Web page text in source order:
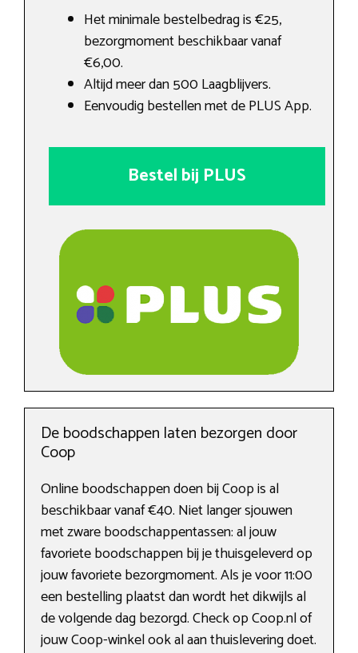
Het minimale bestelbedrag is €25,
bezorgmoment beschikbaar vanaf
€6,00.
Altijd meer dan 500 Laagblijvers.
Eenvoudig bestellen met de PLUS App.
Bestel bij PLUS
De boodschappen laten bezorgen door
Coop
Online boodschappen doen bij Coop is al
beschikbaar vanaf €40. Niet langer sjouwen
met zware boodschappentassen: al jouw
favoriete boodschappen bij je thuisgeleverd op
jouw favoriete bezorgmoment. Als je voor 11:00
een bestelling plaatst dan wordt het dikwijls al
de volgende dag bezorgd. Check op Coop.nl of
jouw Coop-winkel ook al aan thuislevering doet.